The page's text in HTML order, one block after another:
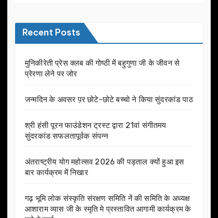
Recent Posts
मुनिकीरेती प्रेस क्लब की गोष्ठी में बहुगुणा जी के जीवन से
प्रेरणा लेने पर जोर
जन्मदिन के अवसर प़र छोटे-छोटे बच्चो ने किया सुंदरकांड पाठ
श्री हंसी पूरन फाउंडेशन ट्रस्ट द्वारा 21वां संगीतमय
सुंदरकांड सफलतापूर्वक संपन्न
अंतराष्ट्रीय योग महोत्सव 2026 की पड़ताल क्यों हुआ इस
बार कार्यक्रम में निखार
गढ़ भूमि लोक संस्कृति संरक्षण समिति नें की समिति के अध्यक्ष
आशाराम व्यास जी के स्मृति मे प्रस्तावित आगामी कार्यक्रम के